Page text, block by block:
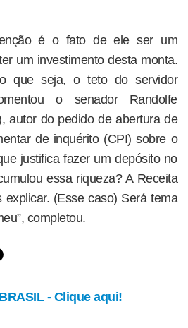
é o fato de ele ser um
um investimento desta monta.
que seja, o teto do servidor
o senador Randolfe
autor do pedido de abertura de
de inquérito (CPI) sobre o
justifica fazer um depósito no
essa riqueza? A Receita
(Esse caso) Será tema
completou.
- Clique aqui!